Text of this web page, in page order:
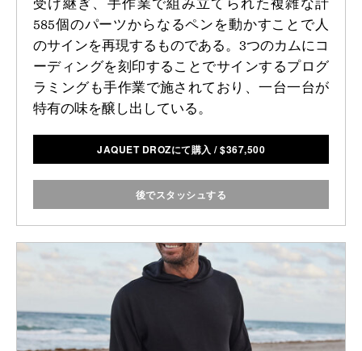
受け継ぎ、手作業で組み立てられた複雑な計
585個のパーツからなるペンを動かすことで人
のサインを再現するものである。3つのカムにコ
ーディングを刻印することでサインするプログ
ラミングも手作業で施されており、一台一台が
特有の味を醸し出している。
JAQUET DROZにて購入 /$367,500
後でスタッシュする